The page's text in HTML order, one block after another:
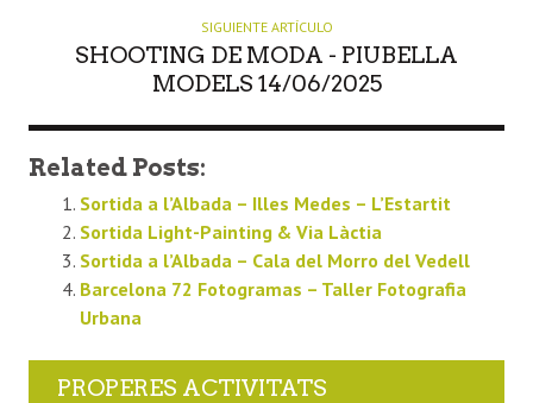
SIGUIENTE ARTÍCULO
SHOOTING DE MODA - PIUBELLA
MODELS 14/06/2025
Related Posts:
Sortida a l’Albada – Illes Medes – L’Estartit
Sortida Light-Painting & Via Làctia
Sortida a l’Albada – Cala del Morro del Vedell
Barcelona 72 Fotogramas – Taller Fotografia
Urbana
PROPERES ACTIVITATS